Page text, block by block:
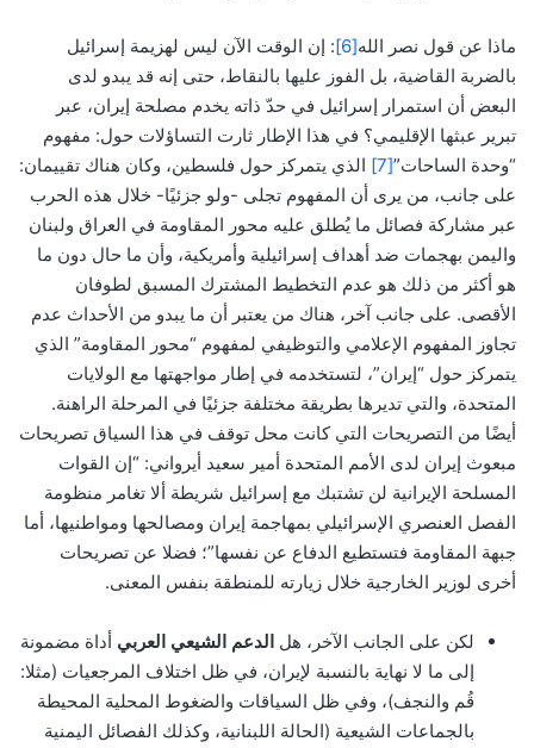
ماذا عن قول نصر الله[6]
: إن الوقت الآن ليس لهزيمة إسرائيل
بالضربة القاضية، بل الفوز عليها بالنقاط، حتى إنه قد يبدو لدى
البعض أن استمرار إسرائيل في حدّ ذاته يخدم مصلحة إيران، عبر
تبرير عبثها الإقليمي؟ في هذا الإطار ثارت التساؤلات حول: مفهوم
“وحدة الساحات”[7]
الذي يتمركز حول فلسطين، وكان هناك تقييمان:
على جانب، من يرى أن المفهوم تجلى -ولو جزئيًا- خلال هذه الحرب
عبر مشاركة فصائل ما يُطلق عليه محور المقاومة في العراق ولبنان
واليمن بهجمات ضد أهداف إسرائيلية وأمريكية، وأن ما حال دون ما
هو أكثر من ذلك هو عدم التخطيط المشترك المسبق لطوفان
الأقصى. على جانب آخر، هناك من يعتبر أن ما يبدو من الأحداث عدم
تجاوز المفهوم الإعلامي والتوظيفي لمفهوم “محور المقاومة” الذي
يتمركز حول “إيران”، لتستخدمه في إطار مواجهتها مع الولايات
المتحدة، والتي تديرها بطريقة مختلفة جزئيًا في المرحلة الراهنة.
أيضًا من التصريحات التي كانت محل توقف في هذا السياق تصريحات
مبعوث إيران لدى الأمم المتحدة أمير سعيد أيرواني: “إن القوات
المسلحة الإيرانية لن تشتبك مع إسرائيل شريطة ألا تغامر منظومة
الفصل العنصري الإسرائيلي بمهاجمة إيران ومصالحها ومواطنيها، أما
جبهة المقاومة فتستطيع الدفاع عن نفسها”؛ فضلا عن تصريحات
أخرى لوزير الخارجية خلال زيارته للمنطقة بنفس المعنى.
لكن على الجانب الآخر، هل الدعم الشيعي العربي أداة مضمونة
إلى ما لا نهاية بالنسبة لإيران، في ظل اختلاف المرجعيات (مثلا:
قُم والنجف)، وفي ظل السياقات والضغوط المحلية المحيطة
بالجماعات الشيعية (الحالة اللبنانية، وكذلك الفصائل اليمنية